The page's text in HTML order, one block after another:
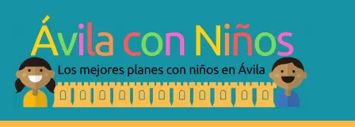
content